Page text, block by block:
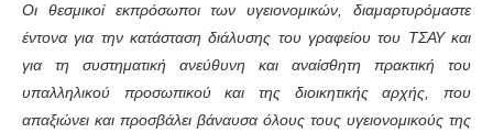
Οι θεσμικοί εκπρόσωποι των υγειονομικών, διαμαρτυρόμαστε
έντονα για την κατάσταση διάλυσης του γραφείου του ΤΣΑΥ και
για τη συστηματική ανεύθυνη και αναίσθητη πρακτική του
υπαλληλικού προσωπικού και της διοικητικής αρχής, που
απαξιώνει και προσβάλει βάναυσα όλους τους υγειονομικούς της